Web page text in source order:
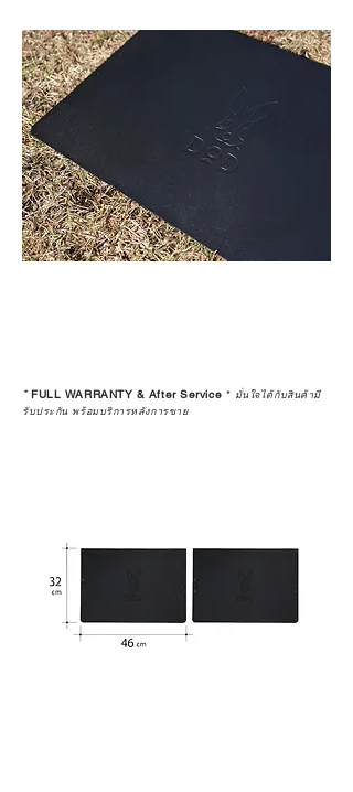
*FULL WARRANTY & After Service * มั่นใจได้กับสินค้ามี
รับประกัน พร้อมบริการหลังการขาย